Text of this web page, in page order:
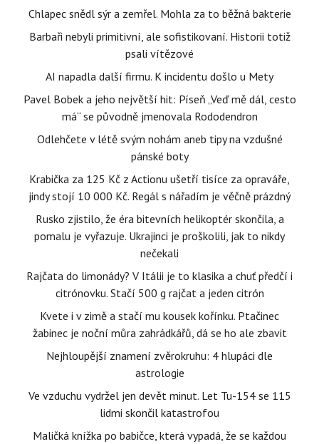
Chlapec snědl sýr a zemřel. Mohla za to běžná bakterie
Barbaři nebyli primitivní, ale sofistikovaní. Historii totiž
psali vítězové
AI napadla další firmu. K incidentu došlo u Mety
Pavel Bobek a jeho největší hit: Píseň „Veď mě dál, cesto
má“ se původně jmenovala Rododendron
Odlehčete v létě svým nohám aneb tipy na vzdušné
pánské boty
Krabička za 125 Kč z Actionu ušetří tisíce za opraváře,
jindy stojí 10 000 Kč. Regál s nářadím je věčně prázdný
Rusko zjistilo, že éra bitevních helikoptér skončila, a
pomalu je vyřazuje. Ukrajinci je proškolili, jak to nikdy
nečekali
Rajčata do limonády? V Itálii je to klasika a chuť předčí i
citrónovku. Stačí 500 g rajčat a jeden citrón
Kvete i v zimě a stačí mu kousek kořínku. Ptačinec
žabinec je noční můra zahrádkářů, dá se ho ale zbavit
Nejhloupější znamení zvěrokruhu: 4 hlupáci dle
astrologie
Ve vzduchu vydržel jen devět minut. Let Tu-154 se 115
lidmi skončil katastrofou
Maličká knížka po babičce, která vypadá, že se každou